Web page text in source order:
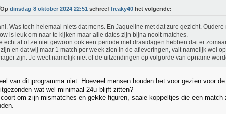
Op dinsdag 8 oktober 2024 22:51 schreef freaky40 het volgende:
Was toch helemaal niets dat mens. En Jaqueline met dat zure gezicht. Oudere
is leuk om naar te kijken maar alle dates zijn bijna nooit matches.
echt af of ze niet gewoon ook een periode met draaidagen hebben dat er
en dat wij maar 1 match per week zien in de afleveringen, valt namelijk wel
zijn. Je weet namelijk niet of de uitzendingen op volgorde van opname
van dit programma niet. Hoeveel mensen houden het voor gezien voor
wat wel minimaal 24u blijft zitten?
om zijn mismatches en gekke figuren, saaie koppeltjes die een